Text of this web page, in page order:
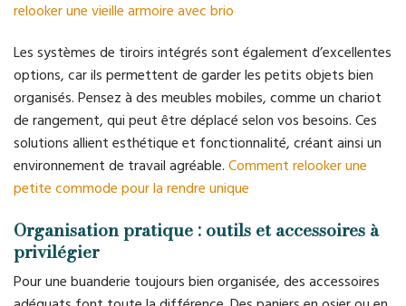
relooker une vieille armoire avec brio
Les systèmes de tiroirs intégrés sont également d’excellentes
options, car ils permettent de garder les petits objets bien
organisés. Pensez à des meubles mobiles, comme un chariot
de rangement, qui peut être déplacé selon vos besoins. Ces
solutions allient esthétique et fonctionnalité, créant ainsi un
environnement de travail agréable. Comment relooker une
petite commode pour la rendre unique
Organisation pratique : outils et accessoires à
privilégier
Pour une buanderie toujours bien organisée, des accessoires